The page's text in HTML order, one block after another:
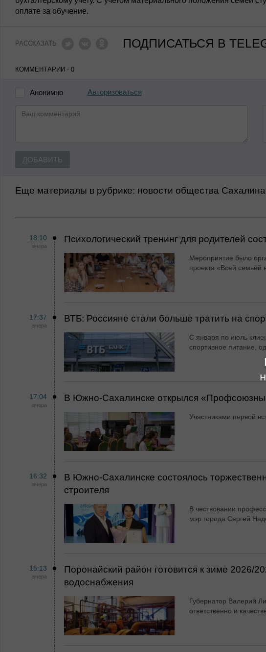
оплате за обучение.
РАССКАЗАТЬ ПОДПИСАТЬСЯ В
КОММЕНТАРИИ - 0
Анонимно Авторизоваться
ДОБАВИТЬ
Еще материалы в рубрике: Новости общества
18:10
вчера
Психологический тренинг для родителей
Мероприятие было
проекта «Всей семьёй
17:37
вчера
ВТБ: Россияне стали больше тратить на
С января по июль
спортивное питание,
17:04
вчера
В Южно-Сахалинске открылся
Участниками первой
16:32
вчера
В Южно-Сахалинске состоялось
строителя
В чествовании
мэр города Сергей
15:13
вчера
Поронайский район готовится к зиме 2026/
водоснабжения
Губернатор Валерий
ответственно и